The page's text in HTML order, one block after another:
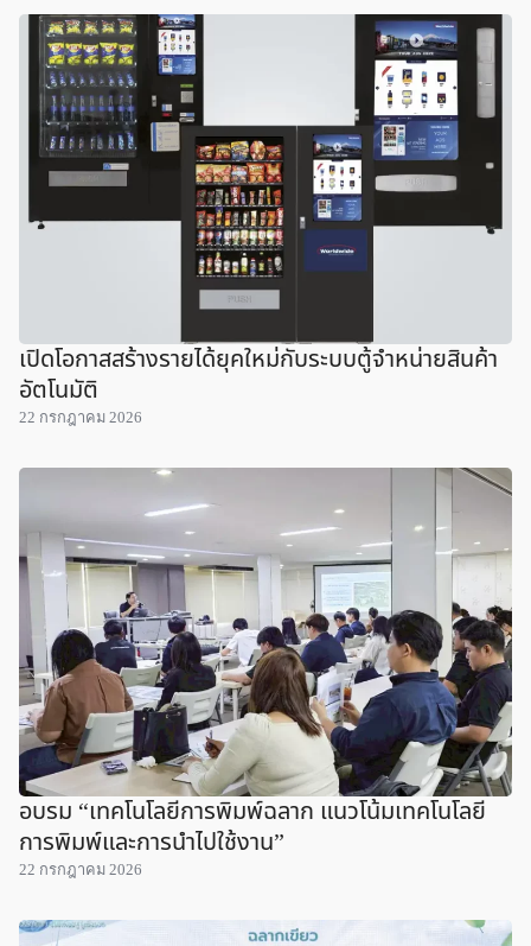
เปิดโอกาสสร้างรายได้ยุคใหม่กับระบบตู้จำหน่ายสินค้า
อัตโนมัติ
22 กรกฎาคม 2026
อบรม “เทคโนโลยีการพิมพ์ฉลาก แนวโน้มเทคโนโลยี
การพิมพ์และการนำไปใช้งาน”
22 กรกฎาคม 2026